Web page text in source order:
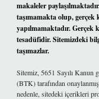
makaleler
taşımamakta olup,
yapılmamaktadır.
tesadüfidir. Sitemizdeki
taşımazlar.
Sitemiz, 5651 Sayılı
(BTK) tarafından
nedenle, sitedeki içerikleri